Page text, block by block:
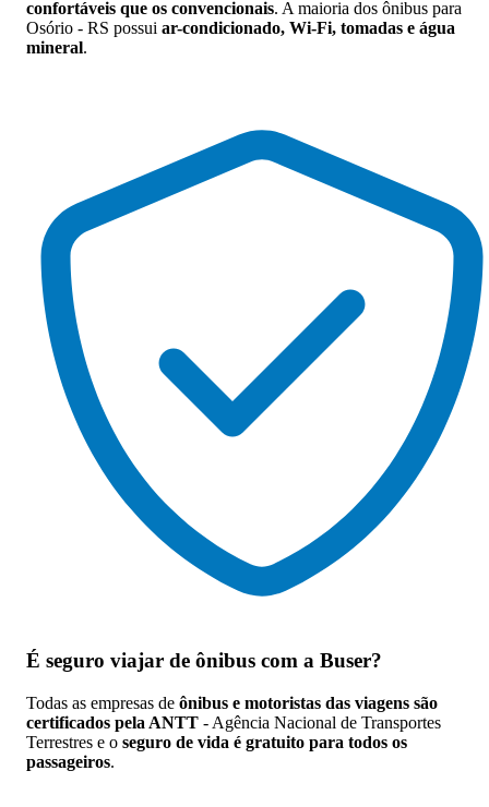
confortáveis que os convencionais. A maioria dos ônibus para
Osório - RS possui ar-condicionado, Wi-Fi, tomadas e água
mineral.
É seguro viajar de ônibus com a Buser?
Todas as empresas de ônibus e motoristas das viagens são
certificados pela ANTT - Agência Nacional de Transportes
Terrestres e o seguro de vida é gratuito para todos os
passageiros.